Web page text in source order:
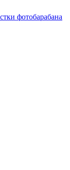
фотобарабана